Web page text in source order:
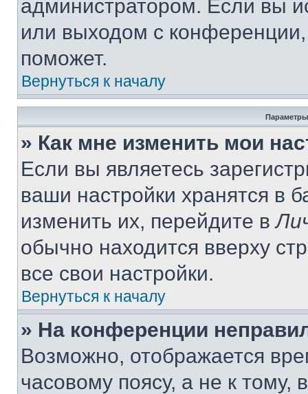
администратором. Если вы
или выходом с
поможет.
Вернуться к началу
Параметры
» Как мне изменить мои
Если вы являетесь
ваши настройки хранятся в
изменить их, перейдите в
обычно находится вверху
все свои настройки.
Вернуться к началу
» На конференции
Возможно, отображается
часовому поясу, а не к тому,